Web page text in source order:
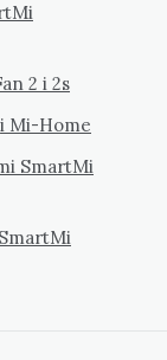
2 i 2s
Mi-Home
SmartMi